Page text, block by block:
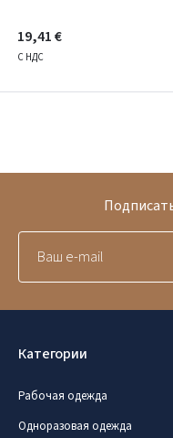
19,41 €
С НДС
Категории
Рабочая одежда
Одноразовая одежда